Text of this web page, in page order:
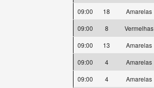
09:00
18 Amarelas
09:00
8 Vermelhas
09:00
13 Amarelas
09:00
4 Amarelas
09:00
4 Amarelas